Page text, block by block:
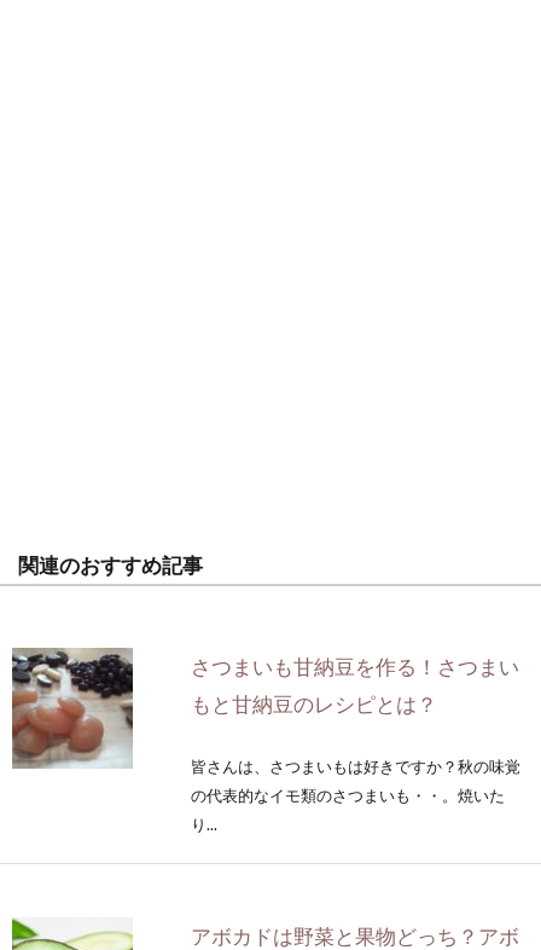
関連のおすすめ記事
さつまいも甘納豆を作る！さつまい
もと甘納豆のレシピとは？
皆さんは、さつまいもは好きですか？秋の味覚
の代表的なイモ類のさつまいも・・。焼いた
り...
アボカドは野菜と果物どっち？アボ